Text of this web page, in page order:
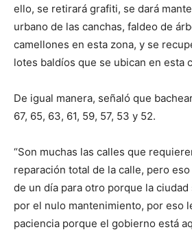
ello, se retirará grafiti, se dará
urbano de las canchas, faldeo de
camellones en esta zona, y se
lotes baldíos que se ubican en esta
De igual manera, señaló que
67, 65, 63, 61, 59, 57, 53 y 52.
“Son muchas las calles que
reparación total de la calle, pero
de un día para otro porque la
por el nulo mantenimiento, por eso
paciencia porque el gobierno está